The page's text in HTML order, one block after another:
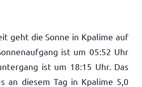
geht die Sonne in Kpalime auf
ist um 05:52 Uhr
ist um 18:15 Uhr. Das
an diesem Tag in Kpalime 5,0